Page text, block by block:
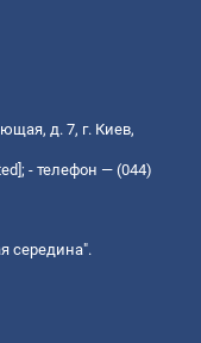
д. 7, г. Киев,
; - телефон — (044)
середина".